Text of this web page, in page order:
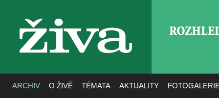
živa
ARCHIV O ŽIVĚ TÉMATA AKTUALITY